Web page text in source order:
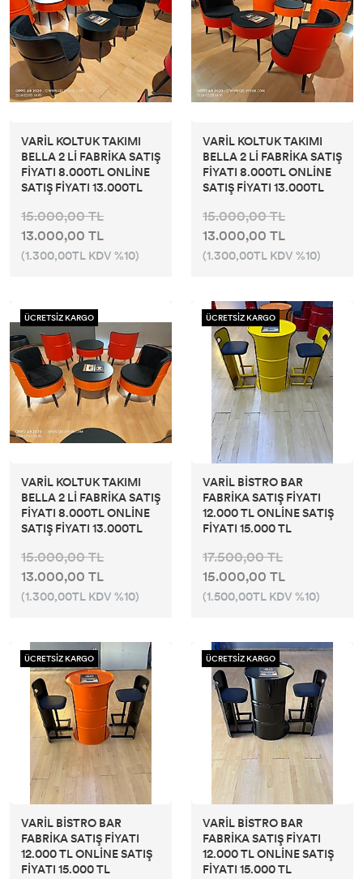
VARİL KOLTUK TAKIMI
BELLA 2 Lİ FABRİKA SATIŞ
FİYATI 8.000TL ONLİNE
SATIŞ FİYATI 13.000TL
15.000,00 TL
13.000,00 TL
(1.300,00TL KDV %10)
VARİL KOLTUK TAKIMI
BELLA 2 Lİ FABRİKA SATIŞ
FİYATI 8.000TL ONLİNE
SATIŞ FİYATI 13.000TL
15.000,00 TL
13.000,00 TL
(1.300,00TL KDV %10)
ÜCRETSİZ KARGO
VARİL KOLTUK TAKIMI
BELLA 2 Lİ FABRİKA SATIŞ
FİYATI 8.000TL ONLİNE
SATIŞ FİYATI 13.000TL
15.000,00 TL
13.000,00 TL
(1.300,00TL KDV %10)
ÜCRETSİZ KARGO
VARİL BİSTRO BAR
FABRİKA SATIŞ FİYATI
12.000 TL ONLİNE SATIŞ
FİYATI 15.000 TL
17.500,00 TL
15.000,00 TL
(1.500,00TL KDV %10)
ÜCRETSİZ KARGO
VARİL BİSTRO BAR
FABRİKA SATIŞ FİYATI
12.000 TL ONLİNE SATIŞ
FİYATI 15.000 TL
ÜCRETSİZ KARGO
VARİL BİSTRO BAR
FABRİKA SATIŞ FİYATI
12.000 TL ONLİNE SATIŞ
FİYATI 15.000 TL